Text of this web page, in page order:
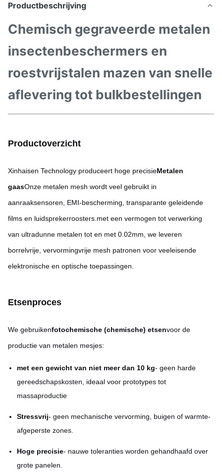
Productbeschrijving
Chemisch gegraveerde metalen
insectenbeschermers en
roestvrijstalen mazen van snelle
aflevering tot bulkbestellingen
Productoverzicht
Xinhaisen Technology produceert hoge precisieMetalen
gaasOnze metalen mesh wordt veel gebruikt in
aanraaksensoren, EMI-bescherming, transparante geleidende
films en luidsprekerroosters.met een vermogen tot verwerking
van ultradunne metalen tot en met 0.02mm, we leveren
borrelvrije, vervormingvrije mesh patronen voor veeleisende
elektronische en optische toepassingen.
Etsenproces
We gebruikenfotochemische (chemische) etsenvoor de
productie van metalen mesjes:
met een gewicht van niet meer dan 10 kg- geen harde
gereedschapskosten, ideaal voor prototypes tot
massaproductie
Stressvrij- geen mechanische vervorming, buigen of warmte-
afgeperste zones.
Hoge precisie- nauwe toleranties worden gehandhaafd over
grote panelen.